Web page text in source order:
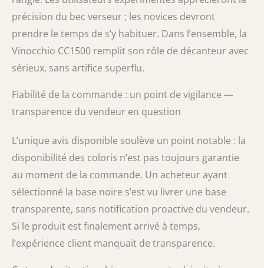
précision du bec verseur ; les novices devront
prendre le temps de s’y habituer. Dans l’ensemble, la
Vinocchio CC1500 remplit son rôle de décanteur avec
sérieux, sans artifice superflu.
Fiabilité de la commande : un point de vigilance —
transparence du vendeur en question
L’unique avis disponible soulève un point notable : la
disponibilité des coloris n’est pas toujours garantie
au moment de la commande. Un acheteur ayant
sélectionné la base noire s’est vu livrer une base
transparente, sans notification proactive du vendeur.
Si le produit est finalement arrivé à temps,
l’expérience client manquait de transparence.